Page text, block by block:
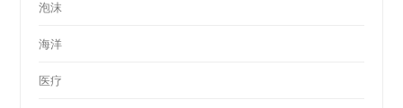
泡沫
海洋
医疗